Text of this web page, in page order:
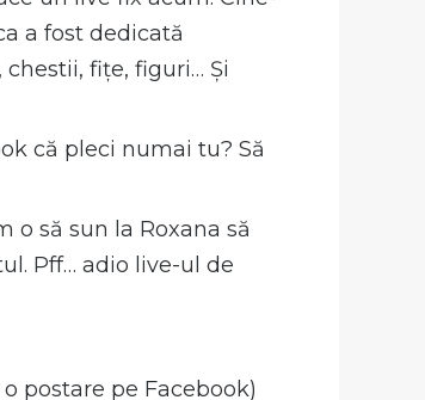
a fost dedicată
fițe, figuri… Și
că pleci numai tu? Să
o să sun la Roxana să
Pff… adio live-ul de
postare pe Facebook)